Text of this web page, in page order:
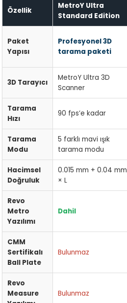
Özellik
MetroY Ultra
Standard Edition
Paket
Yapısı
Profesyonel 3D
tarama paketi
3D Tarayıcı
MetroY Ultra 3D
Scanner
Tarama
Hızı
90 fps’e kadar
Tarama
Modu
5 farklı mavi ışık
tarama modu
Hacimsel
Doğruluk
0.015 mm + 0.04 mm
× L
Revo
Metro
Yazılımı
Dahil
CMM
Sertifikalı
Ball Plate
Bulunmaz
Revo
Measure
Bulunmaz